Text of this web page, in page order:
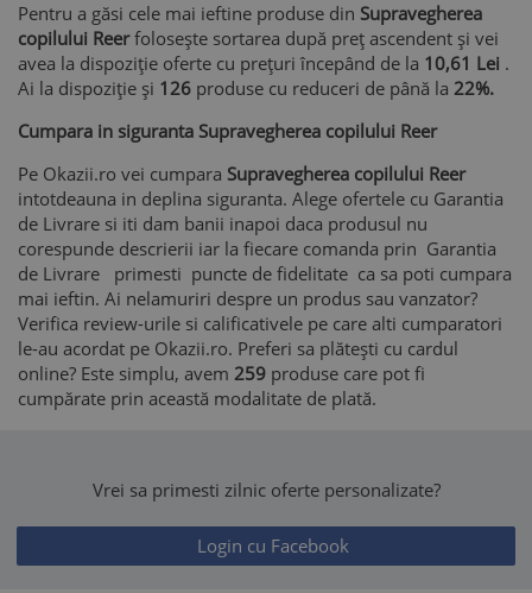
Pentru a găsi cele mai ieftine produse din Supravegherea
copilului Reerfolosește sortarea după preț ascendent și vei
avea la dispoziție oferte cu prețuri începând de la 10,61 Lei .
Ai la dispoziție și 126 produse cu reduceri de până la 22%.
Cumpara in siguranta Supravegherea copilului Reer
Pe Okazii.ro vei cumpara Supravegherea copilului Reer
intotdeauna in deplina siguranta. Alege ofertele cu Garantia
de Livrare si iti dam banii inapoi daca produsul nu
corespunde descrierii iar la fiecare comanda prin Garantia
de Livrare primesti puncte de fidelitate ca sa poti cumpara
mai ieftin. Ai nelamuriri despre un produs sau vanzator?
Verifica review-urile si calificativele pe care alti cumparatori
le-au acordat pe Okazii.ro. Preferi sa plătești cu cardul
online? Este simplu, avem 259 produse care pot fi
cumpărate prin această modalitate de plată.
Vrei sa primesti zilnic oferte personalizate?
Login cu Facebook